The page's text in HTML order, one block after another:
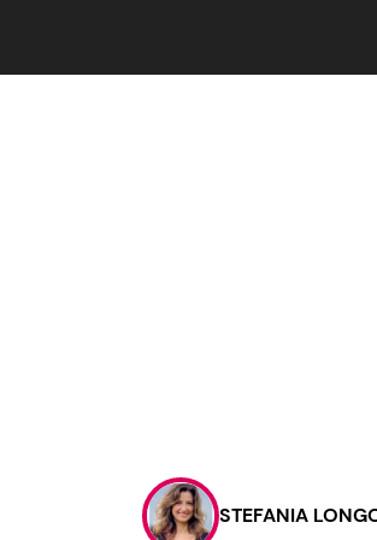
Contattaci
PubblicitàSTEFANIA